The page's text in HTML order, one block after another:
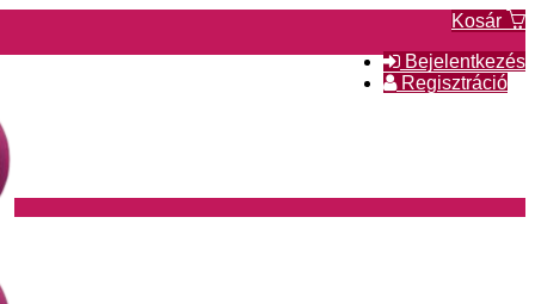
Kosár
Bejelentkezés
Regisztráció